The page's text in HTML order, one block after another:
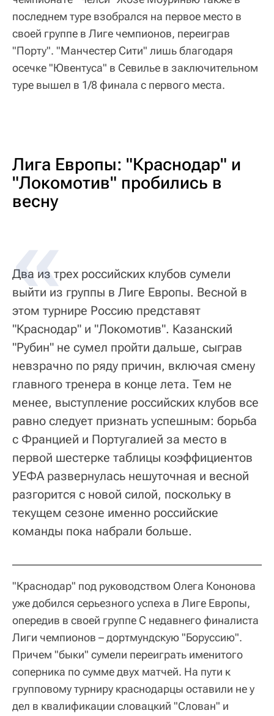
последнем туре взобрался на первое место в
своей группе в Лиге чемпионов, переиграв
"Порту". "Манчестер Сити" лишь благодаря
осечке "Ювентуса" в Севилье в заключительном
туре вышел в 1/8 финала с первого места.
Лига Европы: "Краснодар" и
"Локомотив" пробились в
весну
Два из трех российских клубов сумели
выйти из группы в Лиге Европы. Весной в
этом турнире Россию представят
"Краснодар" и "Локомотив". Казанский
"Рубин" не сумел пройти дальше, сыграв
невзрачно по ряду причин, включая смену
главного тренера в конце лета. Тем не
менее, выступление российских клубов все
равно следует признать успешным: борьба
с Францией и Португалией за место в
первой шестерке таблицы коэффициентов
УЕФА развернулась нешуточная и весной
разгорится с новой силой, поскольку в
текущем сезоне именно российские
команды пока набрали больше.
"Краснодар" под руководством Олега Кононова
уже добился серьезного успеха в Лиге Европы,
опередив в своей группе C недавнего финалиста
Лиги чемпионов – дортмундскую "Боруссию".
Причем "быки" сумели переиграть именитого
соперника по сумме двух матчей. На пути к
групповому турниру краснодарцы оставили не у
дел в квалификации словацкий "Слован" и